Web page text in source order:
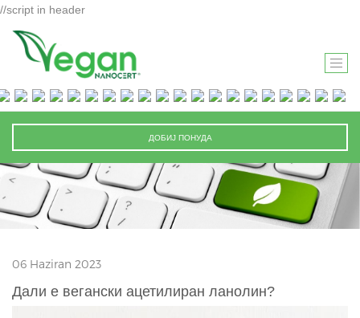
//script in header
T
O
G
G
L
N
A
V
ДОБИЈ ПОНУДА
06 Haziran 2023
Дали е вегански ацетилиран ланолин?